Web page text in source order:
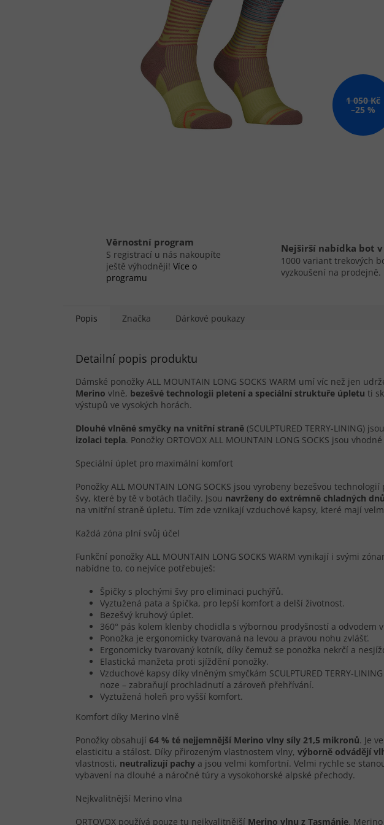
1 050 Kč
–25 %
Věrnostní program
S registrací u nás nakoupíte
ještě výhodněji! Více o
programu
Nejširší nabídka bot v
1000 variant trekových
vyzkoušení na prodejně.
Popis Značka Dárkové poukazy
Detailní popis produktu
Dámské ponožky ALL MOUNTAIN LONG SOCKS WARM umí víc než jen
Merino vlně, bezešvé technologii pletení a speciální struktuře úpletu ti
výstupů ve vysokých horách.
Dlouhé vlněné smyčky na vnitřní straně (SCULPTURED TERRY-LINING)
izolaci tepla. Ponožky ORTOVOX ALL MOUNTAIN LONG SOCKS jsou
Speciální úplet pro maximální komfort
Ponožky ALL MOUNTAIN LONG SOCKS jsou vyrobeny bezešvou
švy, které by tě v botách tlačily. Jsou navrženy do extrémně chladných dnů
na vnitřní straně úpletu. Tím zde vznikají vzduchové kapsy, které mají
Každá zóna plní svůj účel
Funkční ponožky ALL MOUNTAIN LONG SOCKS WARM vynikají i svými
nabídne to, co nejvíce potřebuješ:
Špičky s plochými švy pro eliminaci puchýřů.
Vyztužená pata a špička, pro lepší komfort a delší životnost.
Bezešvý kruhový úplet.
360° pás kolem klenby chodidla s výbornou prodyšností a odvodem
Ponožka je ergonomicky tvarovaná na levou a pravou nohu zvlášť.
Ergonomicky tvarovaný kotník, díky čemuž se ponožka nekrčí a
Elastická manžeta proti sjíždění ponožky.
Vzduchové kapsy díky vlněným smyčkám SCULPTURED TERRY-
noze – zabraňují prochladnutí a zároveň přehřívání.
Vyztužená holeň pro vyšší komfort.
Komfort díky Merino vlně
Ponožky obsahují 64 % té nejjemnější Merino vlny síly 21,5 mikronů. Je
elasticitu a stálost. Díky přirozeným vlastnostem vlny, výborně odvádějí
vlastnosti, neutralizují pachy a jsou velmi komfortní. Velmi rychle se
vybavení na dlouhé a náročné túry a vysokohorské alpské přechody.
Nejkvalitnější Merino vlna
ORTOVOX používá pouze tu nejkvalitnější Merino vlnu z Tasmánie.